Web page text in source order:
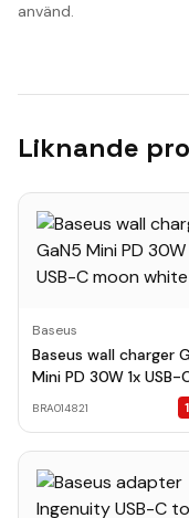
använd.
Liknande
Baseus
Baseus wall charger
Mini PD 30W 1x USB-
BRA014821